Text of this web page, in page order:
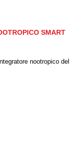
SMART
nootropico del